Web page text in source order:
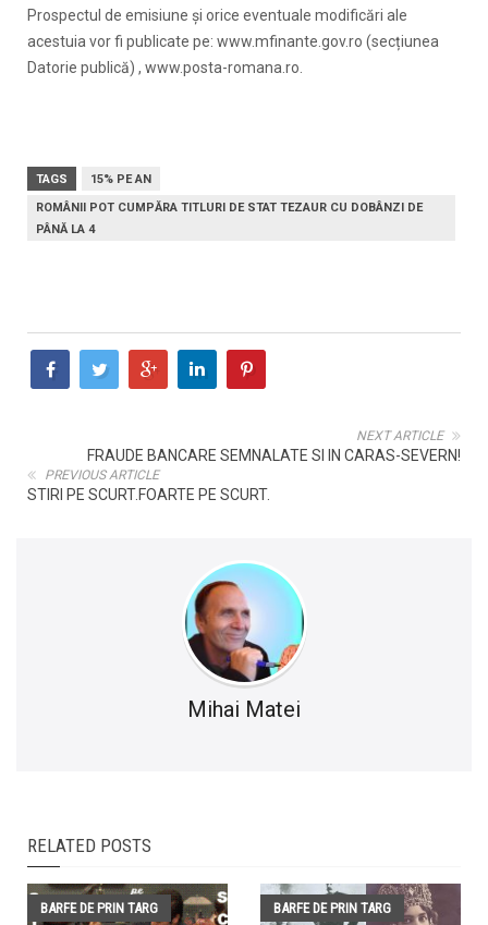
Prospectul de emisiune și orice eventuale modificări ale
acestuia vor fi publicate pe: www.mfinante.gov.ro (secțiunea
Datorie publică) , www.posta-romana.ro.
TAGS
15% PE AN
ROMÂNII POT CUMPĂRA TITLURI DE STAT TEZAUR CU DOBÂNZI DE
PÂNĂ LA 4
NEXT ARTICLE
FRAUDE BANCARE SEMNALATE SI IN CARAS-SEVERN!
PREVIOUS ARTICLE
STIRI PE SCURT.FOARTE PE SCURT.
Mihai Matei
RELATED POSTS
BARFE DE PRIN TARG BARFE DE PRIN TARG